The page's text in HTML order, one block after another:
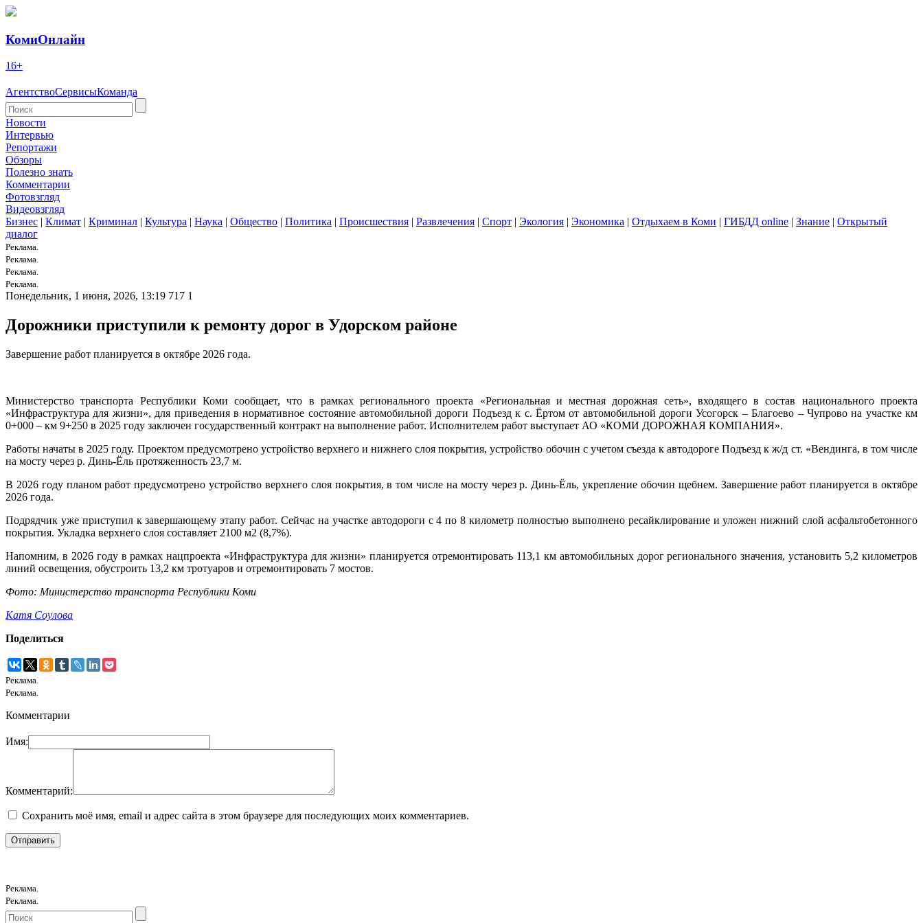
КомиОнлайн
16+
АгентствоСервисыКоманда
Новости
Интервью
Репортажи
Обзоры
Полезно знать
Комментарии
Фотовзгляд
Видеовзгляд
Бизнес | Климат | Криминал | Культура | Наука | Общество | Политика | Происшествия | Развлечения | Спорт | Экология | Экономика | Отдыхаем в Коми | ГИБДД online | Знание | Открытый
диалог
Реклама.
Реклама.
Реклама.
Реклама.
Понедельник, 1 июня, 2026, 13:19 717 1
Дорожники приступили к ремонту дорог в Удорском районе
Завершение работ планируется в октябре 2026 года.
Министерство транспорта Республики Коми сообщает, что в рамках регионального проекта «Региональная и местная дорожная сеть», входящего в состав национального проекта
«Инфраструктура для жизни», для приведения в нормативное состояние автомобильной дороги Подъезд к с. Ёртом от автомобильной дороги Усогорск – Благоево – Чупрово на участке км
0+000 – км 9+250 в 2025 году заключен государственный контракт на выполнение работ. Исполнителем работ выступает АО «КОМИ ДОРОЖНАЯ КОМПАНИЯ».
Работы начаты в 2025 году. Проектом предусмотрено устройство верхнего и нижнего слоя покрытия, устройство обочин с учетом съезда к автодороге Подъезд к ж/д ст. «Вендинга, в том числе
на мосту через р. Динь-Ёль протяженность 23,7 м.
В 2026 году планом работ предусмотрено устройство верхнего слоя покрытия, в том числе на мосту через р. Динь-Ёль, укрепление обочин щебнем. Завершение работ планируется в октябре
2026 года.
Подрядчик уже приступил к завершающему этапу работ. Сейчас на участке автодороги с 4 по 8 километр полностью выполнено ресайклирование и уложен нижний слой асфальтобетонного
покрытия. Укладка верхнего слоя составляет 2100 м2 (8,7%).
Напомним, в 2026 году в рамках нацпроекта «Инфраструктура для жизни» планируется отремонтировать 113,1 км автомобильных дорог регионального значения, установить 5,2 километров
линий освещения, обустроить 13,2 км тротуаров и отремонтировать 7 мостов.
Фото: Министерство транспорта Республики Коми
Катя Соулова
Поделиться
Реклама.
Реклама.
Комментарии
Имя:
Комментарий:
Сохранить моё имя, email и адрес сайта в этом браузере для последующих моих комментариев.
Реклама.
Реклама.